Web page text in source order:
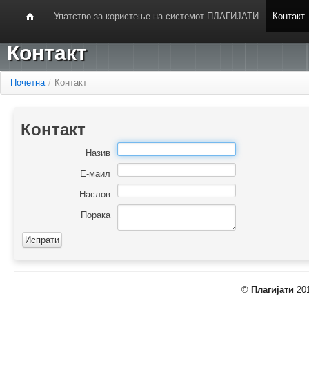
Упатство за користење на системот ПЛАГИЈАТИ Контакт
Контакт
Почетна / Контакт
Контакт
Назив
Е-маил
Наслов
Порака
© Плагијати